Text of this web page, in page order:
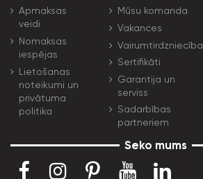
Apmaksas
veidi
Nomaksas
iespējas
Lietošanas
noteikumi un
privātuma
politika
Mūsu komanda
Vakances
Vairumtirdzniecība
Sertifikāti
Garantija un
serviss
Sadarbības
partneriem
Seko mums